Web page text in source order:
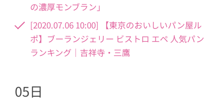
の濃厚モンブラン」
[2020.07.06 10:00] 【東京のおいしいパン屋ル
ポ】ブーランジェリー ビストロ エペ 人気パン
ランキング｜吉祥寺・三鷹
05日